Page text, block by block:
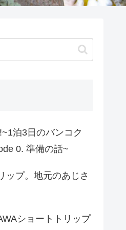
泊3日のバンコク
0. 準備の話~
ップ。地元のあじさ
ショートトリップ